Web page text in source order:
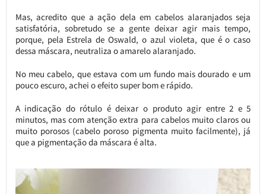
Mas, acredito que a ação dela em cabelos alaranjados seja
satisfatória, sobretudo se a gente deixar agir mais tempo,
porque, pela Estrela de Oswald, o azul violeta, que é o caso
dessa máscara, neutraliza o amarelo alaranjado.
No meu cabelo, que estava com um fundo mais dourado e um
pouco escuro, achei o efeito super bom e rápido.
A indicação do rótulo é deixar o produto agir entre 2 e 5
minutos, mas com atenção extra para cabelos muito claros ou
muito porosos (cabelo poroso pigmenta muito facilmente), já
que a pigmentação da máscara é alta.